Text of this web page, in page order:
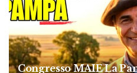
Congresso MAIE La